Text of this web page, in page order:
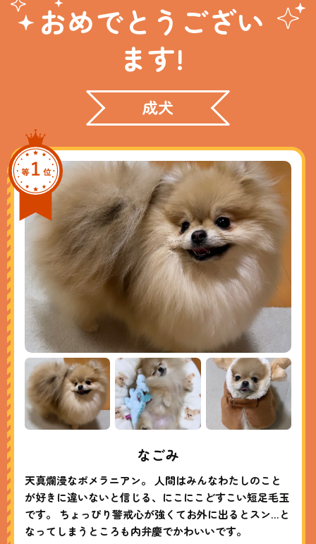
おめでとうござい
ます!
成犬
なごみ
天真爛漫なポメラニアン。 人間はみんなわたしのこと
が好きに違いないと信じる、にこにこどすこい短足毛玉
です。 ちょっぴり警戒心が強くてお外に出るとスン…と
なってしまうところも内弁慶でかわいいです。